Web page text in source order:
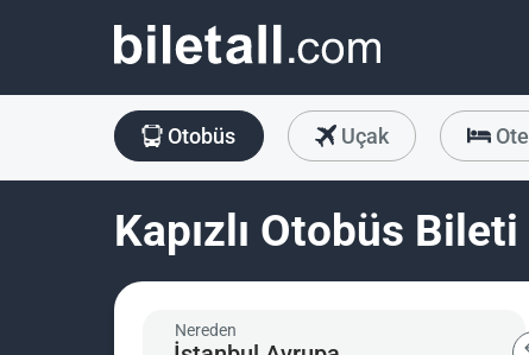
Otobüs Uçak Otel
Kapızlı Otobüs Bileti
Nereden